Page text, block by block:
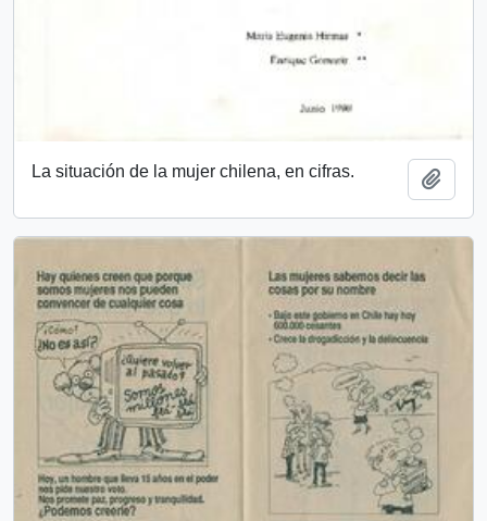
La situación de la mujer chilena, en cifras.